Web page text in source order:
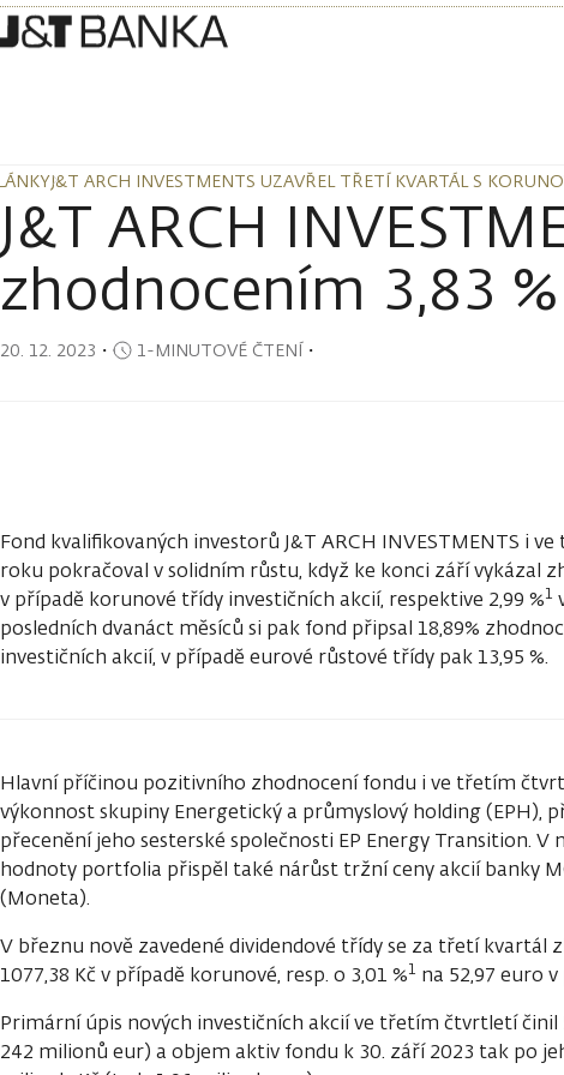
J&T ARCH INVESTMENTS UZAVŘEL TŘETÍ KVARTÁL S
J&T ARCH INVESTMENTS UZAVŘEL TŘETÍ KVARTÁL S
J&T ARCH
zhodnocením 3,83 %
20. 12. 2023 ・ 1-MINUTOVÉ ČTENÍ・
Fond kvalifikovaných investorů J&T ARCH INVESTMENTS i
roku pokračoval v solidním růstu, když ke konci září vykázal
v případě korunové třídy investičních akcií, respektive 2,99 %1
posledních dvanáct měsíců si pak fond připsal 18,89%
investičních akcií, v případě eurové růstové třídy pak 13,95 %.
Hlavní příčinou pozitivního zhodnocení fondu i ve třetím
výkonnost skupiny Energetický a průmyslový holding (EPH),
přecenění jeho sesterské společnosti EP Energy Transition.
hodnoty portfolia přispěl také nárůst tržní ceny akcií banky
(Moneta).
V březnu nově zavedené dividendové třídy se za třetí kvartál
1077,38 Kč v případě korunové, resp. o 3,01 %1 na 52,97 euro
Primární úpis nových investičních akcií ve třetím čtvrtletí činil
242 milionů eur) a objem aktiv fondu k 30. září 2023 tak po